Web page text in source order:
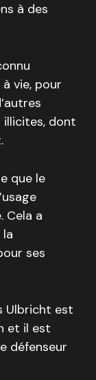
à des
vie, pour
illicites, dont
que le
Cela a
ses
Ulbricht est
et il est
défenseur